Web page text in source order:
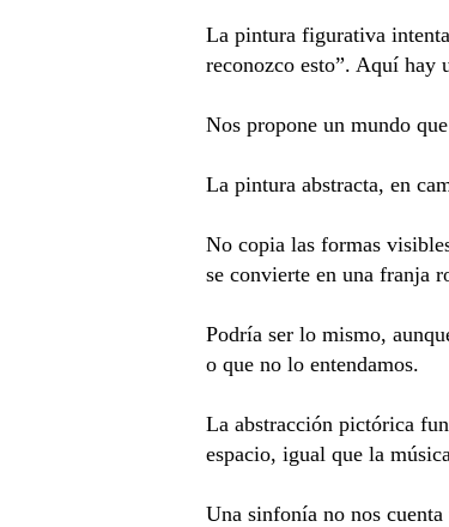
La pintura figurativa
reconozco esto”. Aquí hay
Nos propone un mundo
La pintura abstracta, en
No copia las formas
se convierte en una franja
Podría ser lo mismo,
o que no lo entendamos.
La abstracción pictórica
espacio, igual que la
Una sinfonía no nos